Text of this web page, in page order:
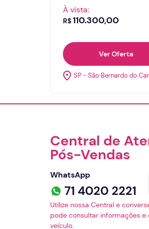
À vista:
R$110.300,00
Ver Oferta
SP - São Bernardo do
Central de
Pós-Vendas
WhatsApp
71 4020 2221
Utilize nossa Central e
pode consultar informações
veículo.